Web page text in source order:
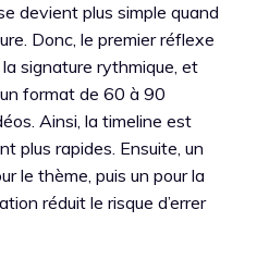
devient plus simple quand
Donc, le premier réflexe
signature rythmique, et
format de 60 à 90
Ainsi, la timeline est
plus rapides. Ensuite, un
le thème, puis un pour la
réduit le risque d’errer